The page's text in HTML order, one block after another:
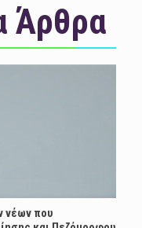
Άρθρα
νέων που